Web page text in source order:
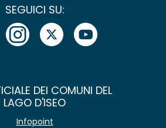
SEGUICI SU:
DEI COMUNI DEL
LAGO D'ISEO
Infopoint